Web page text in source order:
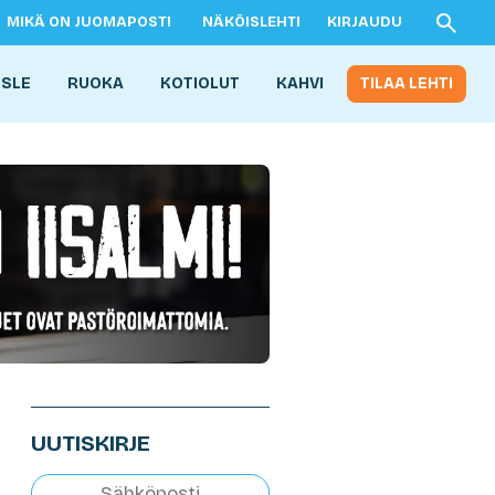
MIKÄ ON JUOMAPOSTI NÄKÖISLEHTI KIRJAUDU
RUOKA KOTIOLUT KAHVI TILAA LEHTI
UUTISKIRJE